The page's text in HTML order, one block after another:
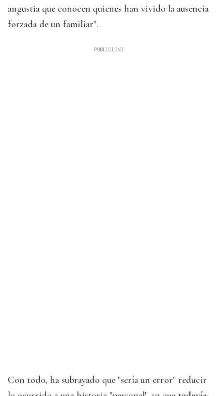
angustia que conocen quienes han vivido la ausencia
forzada de un familiar".
Con todo, ha subrayado que "sería un error" reducir